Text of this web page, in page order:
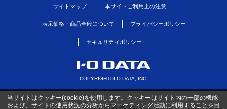
サイトマップ 本サイトご利用上の注意
表示価格・商品全般について プライバシーポリシー
セキュリティポリシー
COPYRIGHT©I-O DATA, INC.
当サイトはクッキー(cookie)を使用します。クッキーはサイト内の一部の機能
および、サイトの使用状況の分析からマーケティング活動に利用することを目